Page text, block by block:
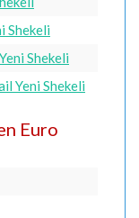
Shekeli
Shekeli
Yeni Shekeli
Euro